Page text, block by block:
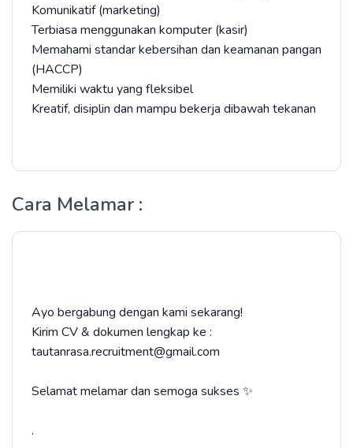
Komunikatif (marketing)
Terbiasa menggunakan komputer (kasir)
Memahami standar kebersihan dan keamanan pangan
(HACCP)
Memiliki waktu yang fleksibel
Kreatif, disiplin dan mampu bekerja dibawah tekanan
Cara Melamar :
Ayo bergabung dengan kami sekarang!
Kirim CV & dokumen lengkap ke :
tautanrasa.recruitment@gmail.com
Selamat melamar dan semoga sukses ✨
.